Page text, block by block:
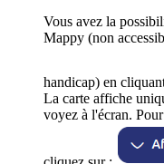
Vous avez la
Mappy (non
handicap) en
La carte affiche
voyez à l'écran.